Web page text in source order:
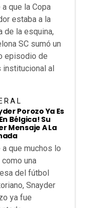
que la Copa
estaba a la
de la esquina,
SC sumó un
episodio de
institucional al
Porozo Ya Es
Bélgica! Su
Mensaje A La
a que muchos lo
una
del fútbol
Snayder
ya fue